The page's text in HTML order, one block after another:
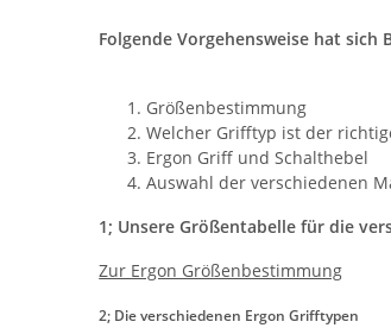
Folgende Vorgehensweise hat sich
Größenbestimmung
Welcher Grifftyp ist der
Ergon Griff und Schalthebel
Auswahl der verschiedenen
1; Unsere Größentabelle für die
Zur Ergon Größenbestimmung
2; Dieverschiedenen Ergon Grifftypen